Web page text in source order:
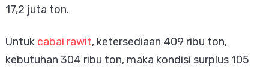
17,2 juta ton.
Untuk cabai rawit, ketersediaan 409 ribu ton,
kebutuhan 304 ribu ton, maka kondisi surplus 105